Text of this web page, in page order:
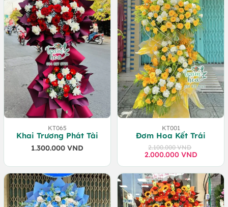
KT065
Khai Trương Phát Tài
1.300.000 VND
KT001
Đơm Hoa Kết Trái
2.100.000VND
Giá
2.100.000 VND.
2.000.000 VND
Giá
là:
2.000.000 VND.